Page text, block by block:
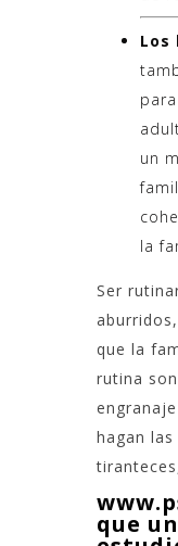
Los
un
la
Ser
que la
rutina
hagan
que